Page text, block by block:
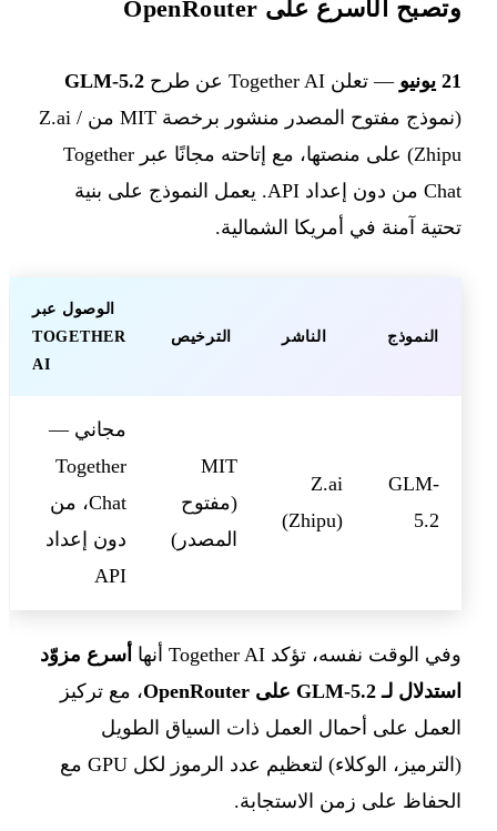
وتصبح الأسرع على OpenRouter
21 يونيو — تعلن Together AI عن طرح
GLM-5.2
(نموذج مفتوح المصدر منشور برخصة MIT من Z.ai /
Zhipu) على منصتها، مع إتاحته مجانًا عبر Together
Chat من دون إعداد API. يعمل النموذج على بنية
تحتية آمنة في أمريكا الشمالية.
النموذج الناشر الترخيص
الوصول عبر
TOGETHER
AI
GLM-
5.2
Z.ai
(Zhipu)
MIT
(مفتوح
المصدر)
مجاني —
Together
Chat، من
دون إعداد
API
وفي الوقت نفسه، تؤكد Together AI أنها
أسرع مزوّد
استدلال لـ GLM-5.2 على OpenRouter
، مع تركيز
العمل على أحمال العمل ذات السياق الطويل
(الترميز، الوكلاء) لتعظيم عدد الرموز لكل GPU مع
الحفاظ على زمن الاستجابة.